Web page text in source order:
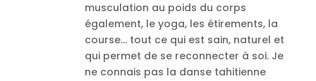
musculation au poids du corps
également, le yoga, les étirements, la
course… tout ce qui est sain, naturel et
qui permet de se reconnecter à soi. Je
ne connais pas la danse tahitienne